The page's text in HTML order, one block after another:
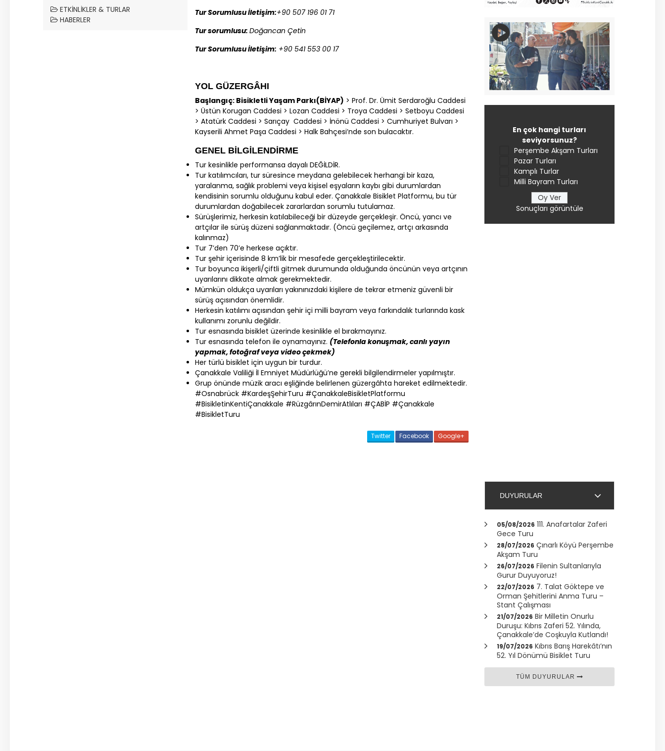
ETKINLIKLER & TURLAR
HABERLER
Tur Sorumlusu İletişim:+90 507 196 01 71
Tur sorumlusu:Doğancan Çetin
Tur Sorumlusu İletişim: +90 541 553 00 17
YOL GÜZERGÂHI
Başlangıç: Bisikletli Yaşam Parkı(BİYAP) > Prof. Dr. Ümit Serdaroğlu Caddesi
> Üstün Korugan Caddesi > Lozan Caddesi > Troya Caddesi > Setboyu Caddesi
> Atatürk Caddesi > Sarıçay Caddesi > İnönü Caddesi > Cumhuriyet Bulvarı >
Kayserili Ahmet Paşa Caddesi > Halk Bahçesi’nde son bulacaktır.
GENEL BİLGİLENDİRME
Tur kesinlikle performansa dayalı DEĞİLDİR.
Tur katılımcıları, tur süresince meydana gelebilecek herhangi bir kaza,
yaralanma, sağlık problemi veya kişisel eşyaların kaybı gibi durumlardan
kendisinin sorumlu olduğunu kabul eder. Çanakkale Bisiklet Platformu, bu tür
durumlardan doğabilecek zararlardan sorumlu tutulamaz.
Sürüşlerimiz, herkesin katılabileceği bir düzeyde gerçekleşir. Öncü, yancı ve
artçılar ile sürüş düzeni sağlanmaktadır. (Öncü geçilemez, artçı arkasında
kalınmaz)
Tur 7’den 70’e herkese açıktır.
Tur şehir içerisinde 8 km’lik bir mesafede gerçekleştirilecektir.
Tur boyunca ikişerli/çiftli gitmek durumunda olduğunda öncünün veya artçının
uyarılarını dikkate almak gerekmektedir.
Mümkün oldukça uyarıları yakınınızdaki kişilere de tekrar etmeniz güvenli bir
sürüş açısından önemlidir.
Herkesin katılımı açısından şehir içi milli bayram veya farkındalık turlarında kask
kullanımı zorunlu değildir.
Tur esnasında bisiklet üzerinde kesinlikle el bırakmayınız.
Tur esnasında telefon ile oynamayınız. (Telefonla konuşmak, canlı yayın
yapmak, fotoğraf veya video çekmek)
Her türlü bisiklet için uygun bir turdur.
Çanakkale Valiliği İl Emniyet Müdürlüğü’ne gerekli bilgilendirmeler yapılmıştır.
Grup önünde müzik aracı eşliğinde belirlenen güzergâhta hareket edilmektedir.
#Osnabrück #KardeşŞehirTuru #ÇanakkaleBisikletPlatformu
#BisikletinKentiÇanakkale #RüzgârınDemirAtlıları #ÇABİP #Çanakkale
#BisikletTuru
Twitter Facebook Google+
En çok hangi turları
seviyorsunuz?
Perşembe Akşam Turları
Pazar Turları
Kamplı Turlar
Milli Bayram Turları
Sonuçları görüntüle
DUYURULAR
05/08/2026 111. Anafartalar Zaferi
Gece Turu
28/07/2026 Çınarlı Köyü Perşembe
Akşam Turu
26/07/2026 Filenin Sultanlarıyla
Gurur Duyuyoruz!
22/07/2026 7. Talat Göktepe ve
Orman Şehitlerini Anma Turu –
Stant Çalışması
21/07/2026 Bir Milletin Onurlu
Duruşu: Kıbrıs Zaferi 52. Yılında,
Çanakkale’de Coşkuyla Kutlandı!
19/07/2026 Kıbrıs Barış Harekâtı’nın
52. Yıl Dönümü Bisiklet Turu
TÜM DUYURULAR